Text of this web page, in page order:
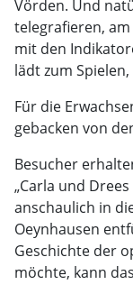
Vörden. Und
telegrafieren,
mit den
lädt zum
Für die
gebacken von
Besucher
„Carla und
anschaulich in
Oeynhausen
Geschichte der
möchte, kann